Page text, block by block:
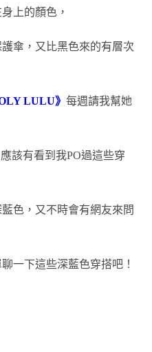
上的顏色，
傘，又比黑色來的有層次
LULU》 每週請我幫她
該有看到我PO過這些穿
色，又不時會有網友來問
一下這些深藍色穿搭吧！